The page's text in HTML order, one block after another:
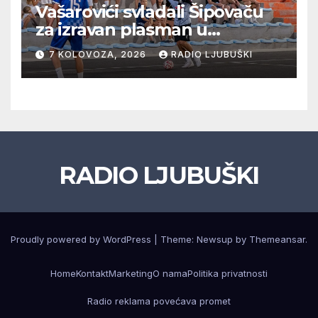
Vašarovići svladali Šipovaču
za izravan plasman u
četvrtfinale, Grab izborio
prolazak dalje, Klobuk ispao,
večeras počinje četvrtfinale
7 KOLOVOZA, 2026 RADIO LJUBUŠKI
RADIO LJUBUŠKI
Proudly powered by WordPress Theme: Newsup by Themeansar.
HomeKontaktMarketingO namaPolitika privatnosti
Radio reklama povećava promet